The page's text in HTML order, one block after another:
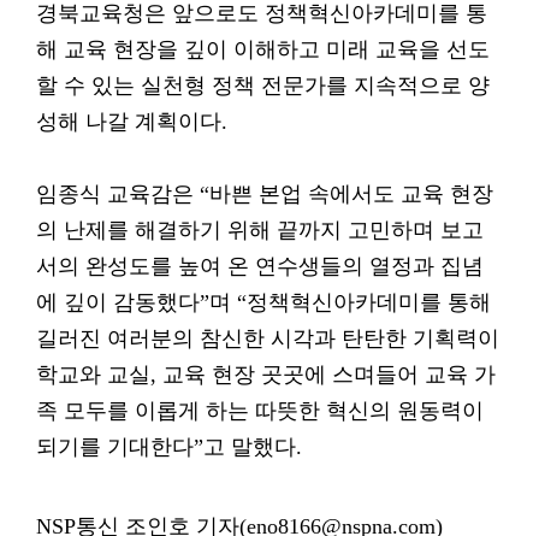
경북교육청은 앞으로도 정책혁신아카데미를 통
해 교육 현장을 깊이 이해하고 미래 교육을 선도
할 수 있는 실천형 정책 전문가를 지속적으로 양
성해 나갈 계획이다.
임종식 교육감은 “바쁜 본업 속에서도 교육 현장
의 난제를 해결하기 위해 끝까지 고민하며 보고
서의 완성도를 높여 온 연수생들의 열정과 집념
에 깊이 감동했다”며 “정책혁신아카데미를 통해
길러진 여러분의 참신한 시각과 탄탄한 기획력이
학교와 교실, 교육 현장 곳곳에 스며들어 교육 가
족 모두를 이롭게 하는 따뜻한 혁신의 원동력이
되기를 기대한다”고 말했다.
NSP통신 조인호 기자(eno8166@nspna.com)